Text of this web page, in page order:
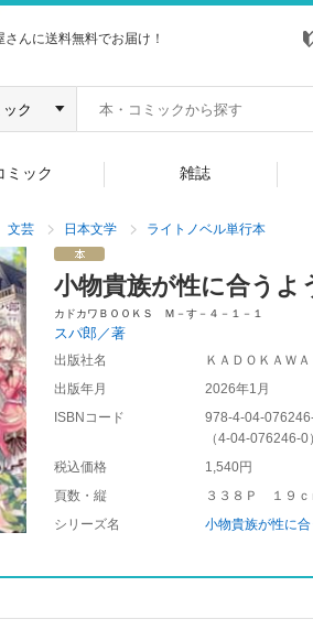
んに送料無料でお届け！
ミック 雑誌
文芸 日本文学 ライトノベル単行本
小物貴族が性に合うよ
カドカワＢＯＯＫＳ Ｍ－す－４－１－１
スパ郎／著
出版社名
ＫＡＤＯＫＡＷＡ
出版年月
2026年1月
ISBNコード
978-4-04-
（4-04-076246-0）
税込価格
1,540円
頁数・縦
３３８Ｐ １９ｃ
シリーズ名
小物貴族が性に